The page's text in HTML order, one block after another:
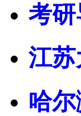
考
江
哈